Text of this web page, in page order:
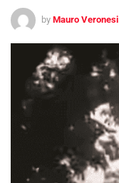
by Mauro Veronesi